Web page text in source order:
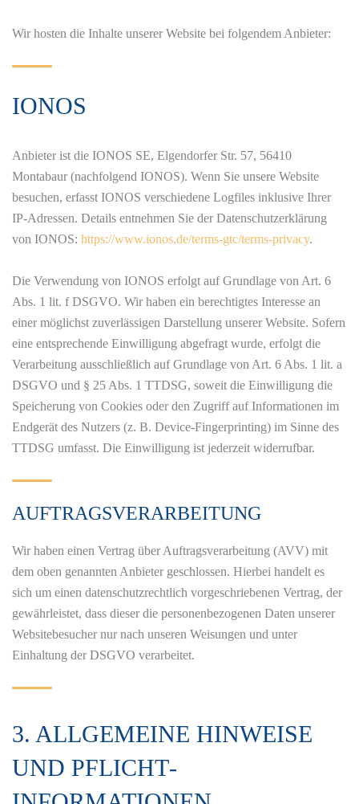
Wir hosten die Inhalte unserer Website bei folgendem Anbieter:
IONOS
Anbieter ist die IONOS SE, Elgendorfer Str. 57, 56410
Montabaur (nachfolgend IONOS). Wenn Sie unsere Website
besuchen, erfasst IONOS verschiedene Logfiles inklusive Ihrer
IP-Adressen. Details entnehmen Sie der Datenschutzerklärung
von IONOS: https://www.ionos.de/terms-gtc/terms-privacy.
Die Verwendung von IONOS erfolgt auf Grundlage von Art. 6
Abs. 1 lit. f DSGVO. Wir haben ein berechtigtes Interesse an
einer möglichst zuverlässigen Darstellung unserer Website. Sofern
eine entsprechende Einwilligung abgefragt wurde, erfolgt die
Verarbeitung ausschließlich auf Grundlage von Art. 6 Abs. 1 lit. a
DSGVO und § 25 Abs. 1 TTDSG, soweit die Einwilligung die
Speicherung von Cookies oder den Zugriff auf Informationen im
Endgerät des Nutzers (z. B. Device-Fingerprinting) im Sinne des
TTDSG umfasst. Die Einwilligung ist jederzeit widerrufbar.
AUFTRAGSVERARBEITUNG
Wir haben einen Vertrag über Auftragsverarbeitung (AVV) mit
dem oben genannten Anbieter geschlossen. Hierbei handelt es
sich um einen datenschutzrechtlich vorgeschriebenen Vertrag, der
gewährleistet, dass dieser die personenbezogenen Daten unserer
Websitebesucher nur nach unseren Weisungen und unter
Einhaltung der DSGVO verarbeitet.
3. ALLGEMEINE HINWEISE
UND PFLICHT­